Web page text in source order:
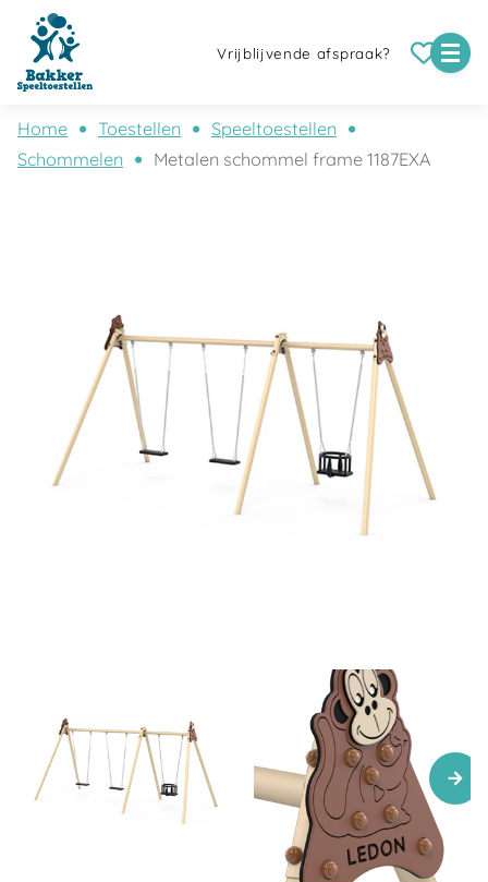
Vrijblijvende afspraak?
Home Toestellen
Speeltoestellen
Schommelen
Metalen schommel frame 1187EXA